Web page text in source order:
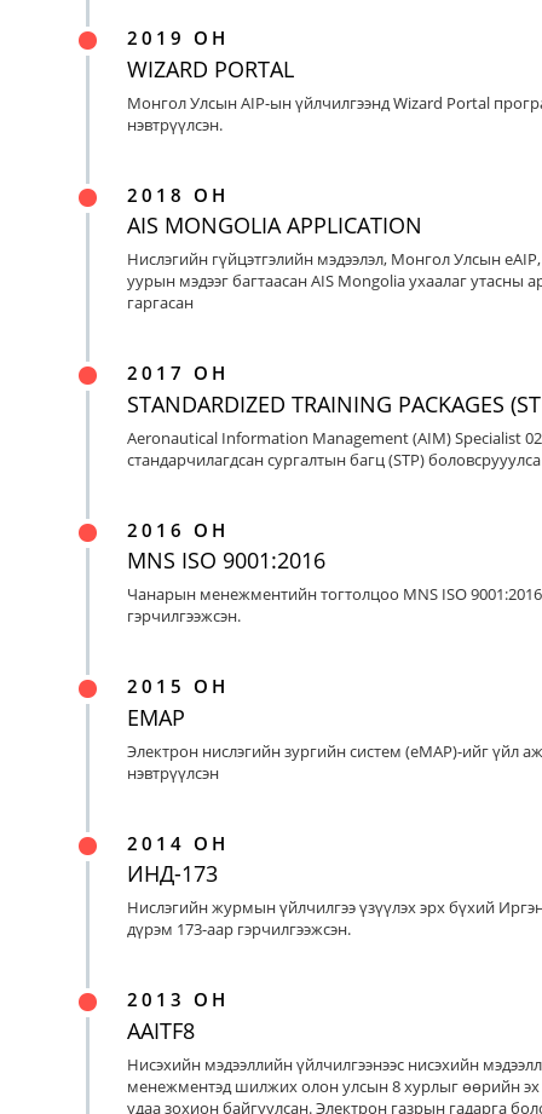
2019 ОН
WIZARD PORTAL
Монгол Улсын AIP-ын үйлчилгээнд Wizard Portal
нэвтрүүлсэн.
2018 ОН
AIS MONGOLIA APPLICATION
Нислэгийн гүйцэтгэлийн мэдээлэл, Монгол Улсын
уурын мэдээг багтаасан AIS Mongolia ухаалаг утасны
гаргасан
2017 ОН
STANDARDIZED TRAINING PACKAGES
Aeronautical Information Management (AIM) Specialist
стандарчилагдсан сургалтын багц (STP)
2016 ОН
MNS ISO 9001:2016
Чанарын менежментийн тогтолцоо MNS ISO
гэрчилгээжсэн.
2015 ОН
EMAP
Электрон нислэгийн зургийн систем (eMAP)-ийг үйл
нэвтрүүлсэн
2014 ОН
ИНД-173
Нислэгийн журмын үйлчилгээ үзүүлэх эрх бүхий
дүрэм 173-аар гэрчилгээжсэн.
2013 ОН
AAITF8
Нисэхийн мэдээллийн үйлчилгээнээс нисэхийн
менежментэд шилжих олон улсын 8 хурлыг өөрийн
удаа зохион байгуулсан. Электрон газрын гадарга